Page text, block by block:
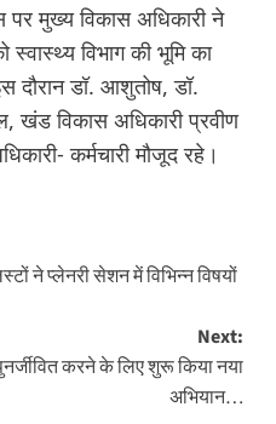
मुख्य विकास अधिकारी ने
स्वास्थ्य विभाग की भूमि का
दौरान डॉ. आशुतोष, डॉ.
खंड विकास अधिकारी प्रवीण
कर्मचारी मौजूद रहे।
ने प्लेनरी सेशन में विभिन्न विषयों
Next:
करने के लिए शुरू किया नया
अभियान…